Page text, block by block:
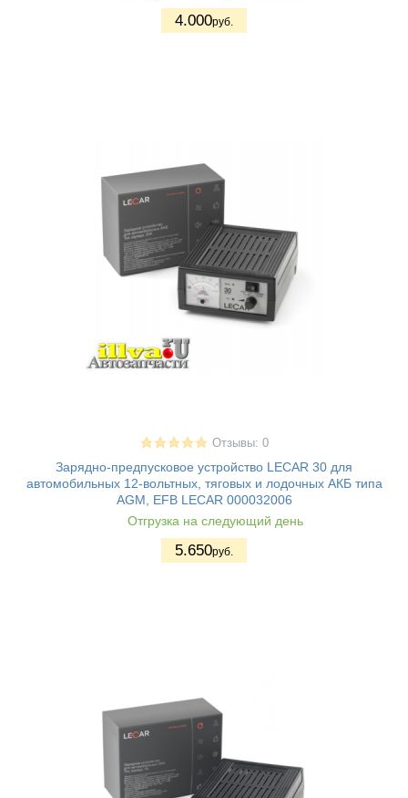
4.000руб.
Отзывы: 0
Зарядно-предпусковое устройство LECAR 30 для
автомобильных 12-вольтных, тяговых и лодочных АКБ типа
AGM, EFB LECAR 000032006
Отгрузка на следующий день
5.650руб.